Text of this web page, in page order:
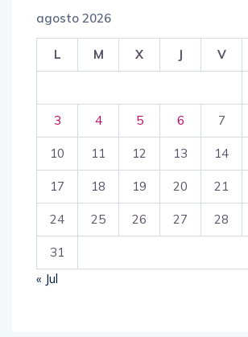
agosto 2026
L M X J V
3 4 5 6 7
10 11 12 13 14
17 18 19 20 21
24 25 26 27 28
31
« Jul